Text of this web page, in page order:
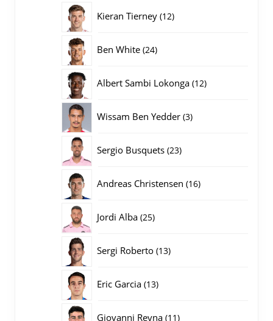
Kieran Tierney 1212
Ben White 2424
Albert Sambi Lokonga 1212
Wissam Ben Yedder 33
Sergio Busquets 2323
Andreas Christensen 1616
Jordi Alba 2525
Sergi Roberto 1313
Eric Garcia 1313
Giovanni Reyna 1111